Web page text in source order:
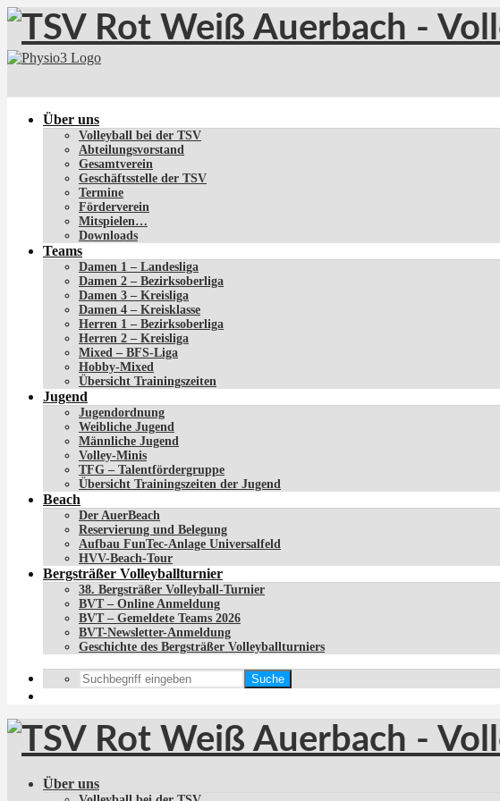
Über uns
Volleyball bei der TSV
Abteilungsvorstand
Gesamtverein
Geschäftsstelle der TSV
Termine
Förderverein
Mitspielen…
Downloads
Teams
Damen 1 – Landesliga
Damen 2 – Bezirksoberliga
Damen 3 – Kreisliga
Damen 4 – Kreisklasse
Herren 1 – Bezirksoberliga
Herren 2 – Kreisliga
Mixed – BFS-Liga
Hobby-Mixed
Übersicht Trainingszeiten
Jugend
Jugendordnung
Weibliche Jugend
Männliche Jugend
Volley-Minis
TFG – Talentfördergruppe
Übersicht Trainingszeiten der Jugend
Beach
Der AuerBeach
Reservierung und Belegung
Aufbau FunTec-Anlage Universalfeld
HVV-Beach-Tour
Bergsträßer Volleyballturnier
38. Bergsträßer Volleyball-Turnier
BVT – Online Anmeldung
BVT – Gemeldete Teams 2026
BVT-Newsletter-Anmeldung
Geschichte des Bergsträßer Volleyballturniers
Suche
Über uns